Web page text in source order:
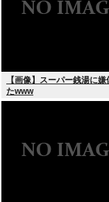
【画像】スーパー銭湯に
たwww